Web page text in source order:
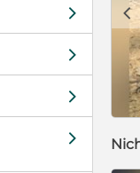
d
d
d
d
c